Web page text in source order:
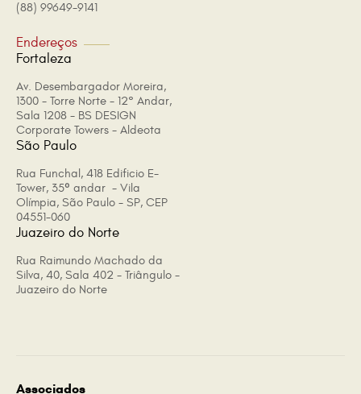
(88) 99649-9141
Endereços
Fortaleza
Av. Desembargador Moreira,
1300 - Torre Norte - 12° Andar,
Sala 1208 - BS DESIGN
Corporate Towers - Aldeota
São Paulo
Rua Funchal, 418 Edificio E-
Tower, 35º andar - Vila
Olímpia, São Paulo - SP, CEP
04551-060
Juazeiro do Norte
Rua Raimundo Machado da
Silva, 40, Sala 402 - Triângulo -
Juazeiro do Norte
Associados